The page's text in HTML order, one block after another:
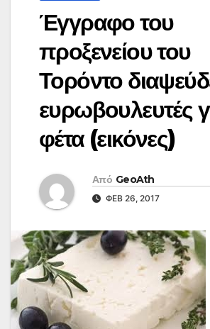
Έγγραφο του
προξενείου του
Τορόντο
ευρωβουλευτές
φέτα (εικόνες)
Από GeoAth
ΦΕΒ 26, 2017